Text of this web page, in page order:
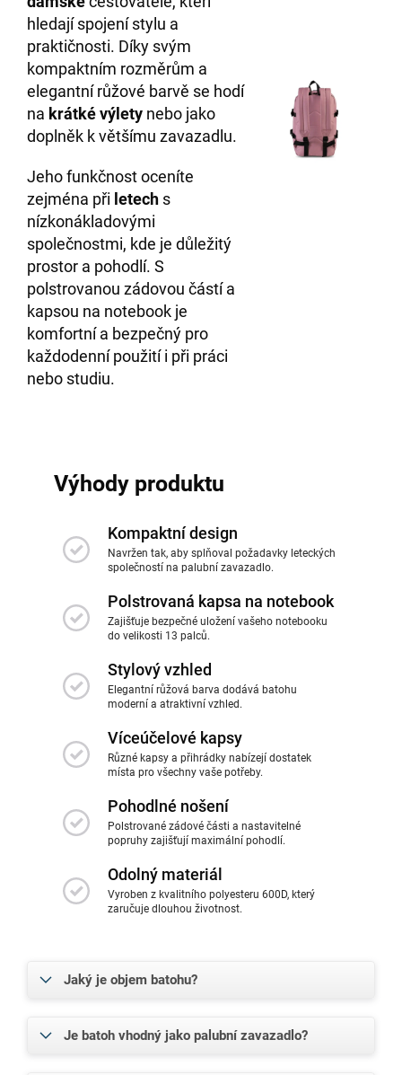
hledají spojení stylu a
praktičnosti. Díky svým
kompaktním rozměrům a
elegantní růžové barvě se hodí
na krátké výlety nebo jako
doplněk k většímu zavazadlu.
Jeho funkčnost oceníte
zejména při letech s
nízkonákladovými
společnostmi, kde je důležitý
prostor a pohodlí. S
polstrovanou zádovou částí a
kapsou na notebook je
komfortní a bezpečný pro
každodenní použití i při práci
nebo studiu.
Výhody produktu
Kompaktní design
Navržen tak, aby splňoval požadavky leteckých
společností na palubní zavazadlo.
Polstrovaná kapsa na notebook
Zajišťuje bezpečné uložení vašeho notebooku
do velikosti 13 palců.
Stylový vzhled
Elegantní růžová barva dodává batohu
moderní a atraktivní vzhled.
Víceúčelové kapsy
Různé kapsy a přihrádky nabízejí dostatek
místa pro všechny vaše potřeby.
Pohodlné nošení
Polstrované zádové části a nastavitelné
popruhy zajišťují maximální pohodlí.
Odolný materiál
Vyroben z kvalitního polyesteru 600D, který
zaručuje dlouhou životnost.
Jaký je objem batohu?
Je batoh vhodný jako palubní zavazadlo?